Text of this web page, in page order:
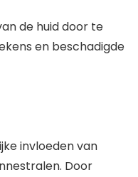
de huid door te
en beschadigde
invloeden van
Door